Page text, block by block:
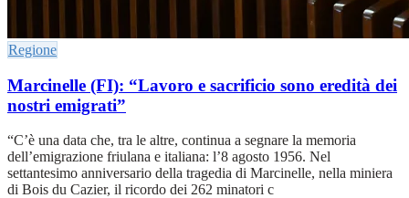
Regione
Marcinelle (FI): “Lavoro e sacrificio sono eredità dei
nostri emigrati”
“C’è una data che, tra le altre, continua a segnare la memoria
dell’emigrazione friulana e italiana: l’8 agosto 1956. Nel
settantesimo anniversario della tragedia di Marcinelle, nella miniera
di Bois du Cazier, il ricordo dei 262 minatori c